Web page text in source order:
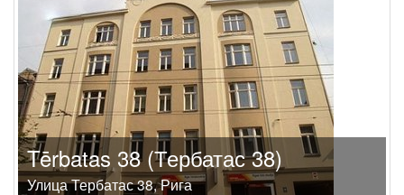
Tērbatas 38 (Тербатас 38)
Улица Тербатас 38, Рига